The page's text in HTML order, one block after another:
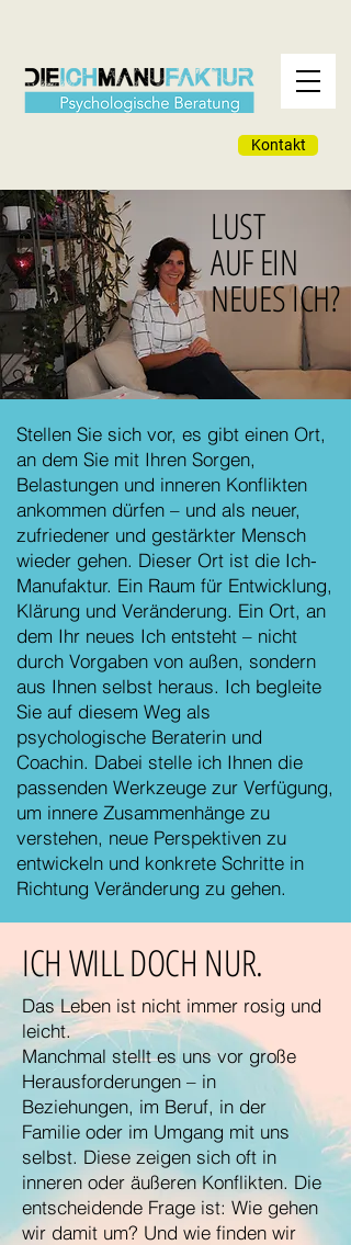
Kontakt
LUST
AUF EIN
NEUES ICH?
Stellen Sie sich vor, es gibt einen Ort,
an dem Sie mit Ihren Sorgen,
Belastungen und inneren Konflikten
ankommen dürfen – und als neuer,
zufriedener und gestärkter Mensch
wieder gehen. Dieser Ort ist die Ich-
Manufaktur. Ein Raum für Entwicklung,
Klärung und Veränderung. Ein Ort, an
dem Ihr neues Ich entsteht – nicht
durch Vorgaben von außen, sondern
aus Ihnen selbst heraus. Ich begleite
Sie auf diesem Weg als
psychologische Beraterin und
Coachin. Dabei stelle ich Ihnen die
passenden Werkzeuge zur Verfügung,
um innere Zusammenhänge zu
verstehen, neue Perspektiven zu
entwickeln und konkrete Schritte in
Richtung Veränderung zu gehen.
ICH WILL DOCH NUR.
Das Leben ist nicht immer rosig und
leicht.
Manchmal stellt es uns vor große
Herausforderungen – in
Beziehungen, im Beruf, in der
Familie oder im Umgang mit uns
selbst. Diese zeigen sich oft in
inneren oder äußeren Konflikten. Die
entscheidende Frage ist: Wie gehen
wir damit um? Und wie finden wir